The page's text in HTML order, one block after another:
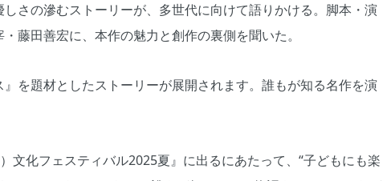
さの滲むストーリーが、多世代に向けて語りかける。脚本・演
藤田善宏に、本作の魅力と創作の裏側を聞いた。
題材としたストーリーが展開されます。誰もが知る名作を演
文化フェスティバル2025夏』に出るにあたって、“子どもにも楽